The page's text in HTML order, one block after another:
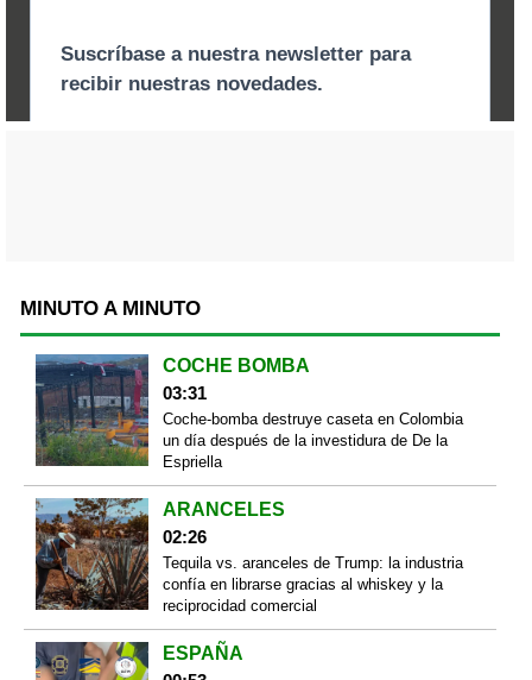
MINUTO A MINUTO
COCHE BOMBA
03:31
Coche-bomba destruye caseta en Colombia
un día después de la investidura de De la
Espriella
ARANCELES
02:26
Tequila vs. aranceles de Trump: la industria
confía en librarse gracias al whiskey y la
reciprocidad comercial
ESPAÑA